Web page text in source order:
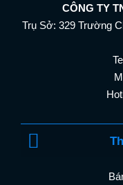
CÔNG TY
Trụ Sở: 329 Trường